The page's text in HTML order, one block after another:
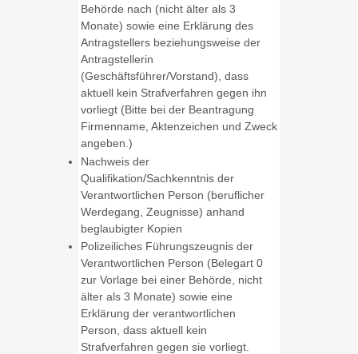
Behörde nach (nicht älter als 3
Monate) sowie eine Erklärung des
Antragstellers beziehungsweise der
Antragstellerin
(Geschäftsführer/Vorstand), dass
aktuell kein Strafverfahren gegen ihn
vorliegt (Bitte bei der Beantragung
Firmenname, Aktenzeichen und Zweck
angeben.)
Nachweis der
Qualifikation/Sachkenntnis der
Verantwortlichen Person (beruflicher
Werdegang, Zeugnisse) anhand
beglaubigter Kopien
Polizeiliches Führungszeugnis der
Verantwortlichen Person (Belegart 0
zur Vorlage bei einer Behörde, nicht
älter als 3 Monate) sowie eine
Erklärung der verantwortlichen
Person, dass aktuell kein
Strafverfahren gegen sie vorliegt.